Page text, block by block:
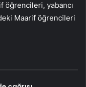
öğrencileri, yabancı
Maarif öğrencileri